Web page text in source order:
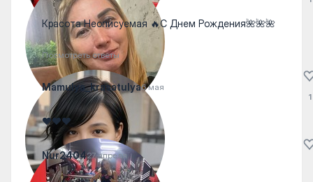
Красота Неописуемая 🔥С Днем Рождения🌺🌺🌺
Посмотреть ответы
Mamulya_krasatulya6 мая
❤️❤️❤️
1
Nur240427 апреля